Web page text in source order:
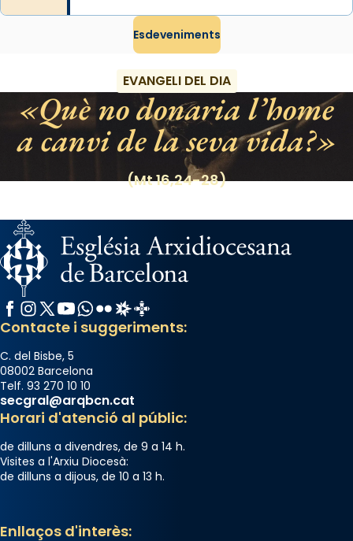
«A Raïms de Sant Jaume, raïms aigualits;
raïms de setembre te'n llepes els dits»,
segons una dita popular.
Photo
View on Facebook Share
Esdeveniments
EVANGELI DEL DIA
Què no donaria l’home
a canvi de la seva vida?
(Mt 16,24-28)
Facebook
Instagram
X / Twitter
YouTube
WhatsApp
FlickrRadio Estel
Catalunya Cristiana
Contacte i suggeriments:
C. del Bisbe, 5
08002 Barcelona
Telf. 93 270 10 10
secgral@arqbcn.cat
Horari d'atenció al públic:
de dilluns a divendres, de 9 a 14 h.
Visites a l'Arxiu Diocesà:
de dilluns a dijous, de 10 a 13 h.
Enllaços d'interès: